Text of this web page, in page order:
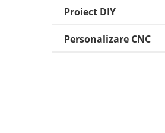
Proiect DIY
Personalizare CNC